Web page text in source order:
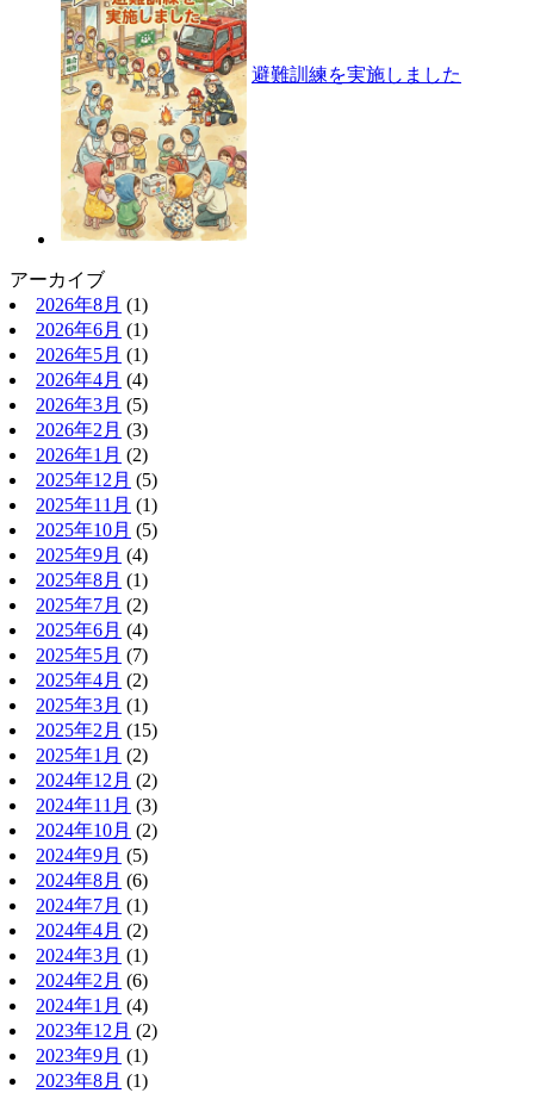
避難訓練を実施しました
アーカイブ
2026年8月 (1)
2026年6月 (1)
2026年5月 (1)
2026年4月 (4)
2026年3月 (5)
2026年2月 (3)
2026年1月 (2)
2025年12月 (5)
2025年11月 (1)
2025年10月 (5)
2025年9月 (4)
2025年8月 (1)
2025年7月 (2)
2025年6月 (4)
2025年5月 (7)
2025年4月 (2)
2025年3月 (1)
2025年2月 (15)
2025年1月 (2)
2024年12月 (2)
2024年11月 (3)
2024年10月 (2)
2024年9月 (5)
2024年8月 (6)
2024年7月 (1)
2024年4月 (2)
2024年3月 (1)
2024年2月 (6)
2024年1月 (4)
2023年12月 (2)
2023年9月 (1)
2023年8月 (1)